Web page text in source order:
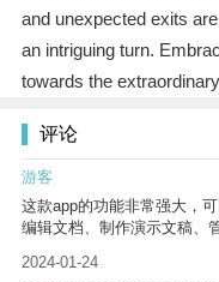
and unexpected exits
an intriguing turn.
towards the
评论
游客
这款app的功能非常强大，
编辑文档、制作演示文稿、
2024-01-24